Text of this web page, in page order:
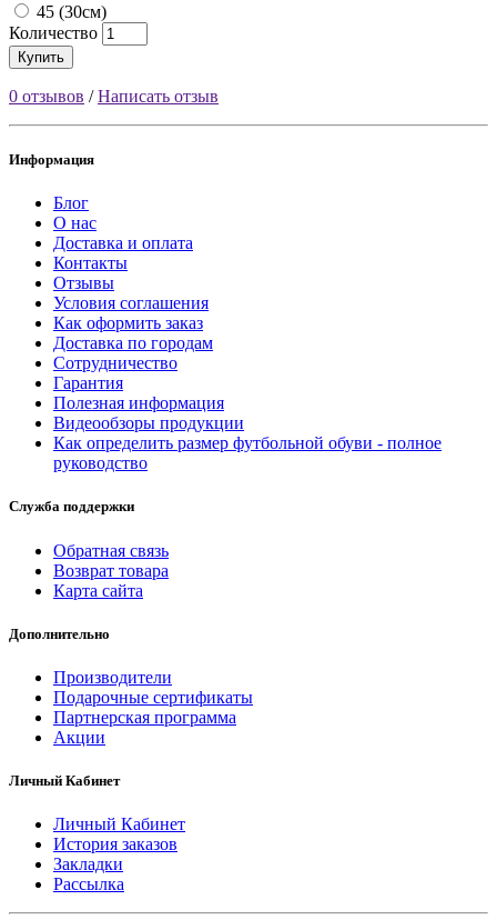
45 (30см)
Количество
Купить
0 отзывов /Написать отзыв
Информация
Блог
О нас
Доставка и оплата
Контакты
Отзывы
Условия соглашения
Как оформить заказ
Доставка по городам
Сотрудничество
Гарантия
Полезная информация
Видеообзоры продукции
Как определить размер футбольной обуви - полное
руководство
Служба поддержки
Обратная связь
Возврат товара
Карта сайта
Дополнительно
Производители
Подарочные сертификаты
Партнерская программа
Акции
Личный Кабинет
Личный Кабинет
История заказов
Закладки
Рассылка